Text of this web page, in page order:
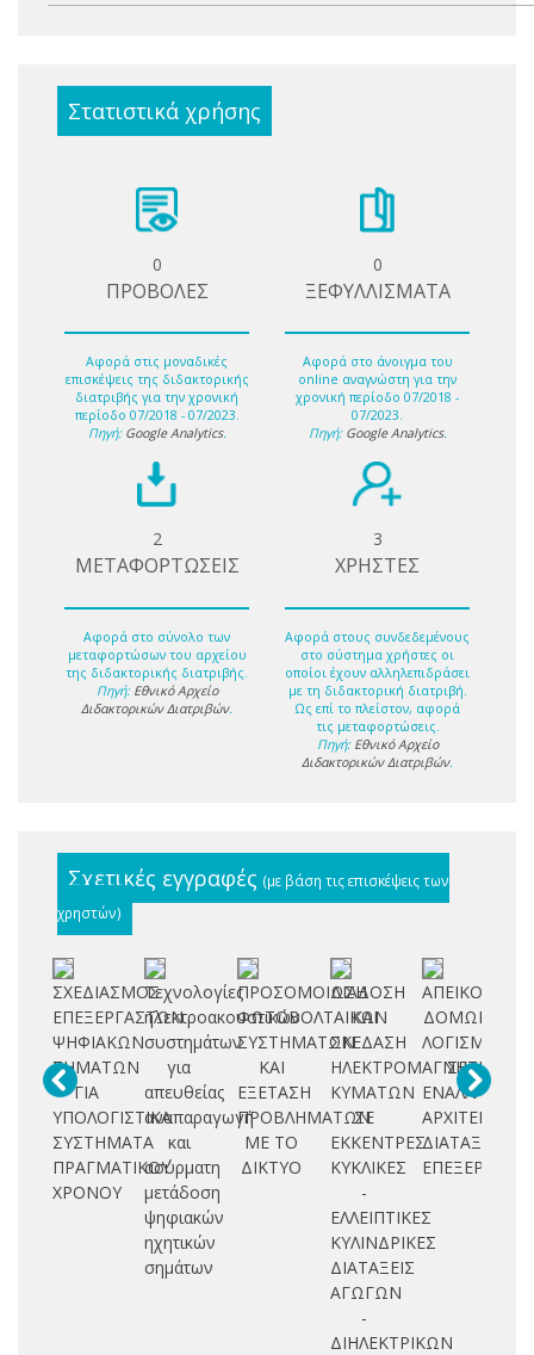
Στατιστικά χρήσης
0
ΠΡΟΒΟΛΕΣ
Αφορά στις μοναδικές
επισκέψεις της διδακτορικής
διατριβής για την χρονική
περίοδο 07/2018 - 07/2023.
Πηγή: Google Analytics.
0
ΞΕΦΥΛΛΙΣΜΑΤΑ
Αφορά στο άνοιγμα του
online αναγνώστη για την
χρονική περίοδο 07/2018 -
07/2023.
Πηγή: Google Analytics.
2
ΜΕΤΑΦΟΡΤΩΣΕΙΣ
Αφορά στο σύνολο των
μεταφορτώσων του αρχείου
της διδακτορικής διατριβής.
Πηγή: Εθνικό Αρχείο
Διδακτορικών Διατριβών.
3
ΧΡΗΣΤΕΣ
Αφορά στους συνδεδεμένους
στο σύστημα χρήστες οι
οποίοι έχουν αλληλεπιδράσει
με τη διδακτορική διατριβή.
Ως επί το πλείστον, αφορά
τις μεταφορτώσεις.
Πηγή: Εθνικό Αρχείο
Διδακτορικών Διατριβών.
Σχετικές εγγραφές (με βάση τις επισκέψεις των
χρηστών)
ΣΧΕΔΙΑΣΜΟΣ
ΕΠΕΞΕΡΓΑΣΤΩΝ
ΨΗΦΙΑΚΩΝ
ΣΗΜΑΤΩΝ
ΓΙΑ
ΥΠΟΛΟΓΙΣΤΙΚΑ
ΣΥΣΤΗΜΑΤΑ
ΠΡΑΓΜΑΤΙΚΟΥ
ΧΡΟΝΟΥ
Τεχνολογίες
ηλεκτροακουστικών
συστημάτων
για
απευθείας
αναπαραγωγή
και
ασύρματη
μετάδοση
ψηφιακών
ηχητικών
σημάτων
ΠΡΟΣΟΜΟΙΩΣΗ
ΦΩΤΟΒΟΛΤΑΙΚΩΝ
ΣΥΣΤΗΜΑΤΩΝ
ΚΑΙ
ΕΞΕΤΑΣΗ
ΠΡΟΒΛΗΜΑΤΩΝ
ΜΕ ΤΟ
ΔΙΚΤΥΟ
ΔΙΑΔΟΣΗ
ΚΑΙ
ΣΚΕΔΑΣΗ
ΗΛΕΚΤΡΟΜΑΓΝΗΤΙΚΩΝ
ΚΥΜΑΤΩΝ
ΣΕ
ΕΚΚΕΝΤΡΕΣ
ΚΥΚΛΙΚΕΣ
-
ΕΛΛΕΙΠΤΙΚΕΣ
ΚΥΛΙΝΔΡΙΚΕΣ
ΔΙΑΤΑΞΕΙΣ
ΑΓΩΓΩΝ
-
ΔΙΗΛΕΚΤΡΙΚΩΝ
ΑΠΕΙΚΟΝΙΣΗ
ΔΟΜΩΝ
ΛΟΓΙΣΜΙΚΟΥ
ΣΕ
ΔΙΑΤΑΞΕΩΝ